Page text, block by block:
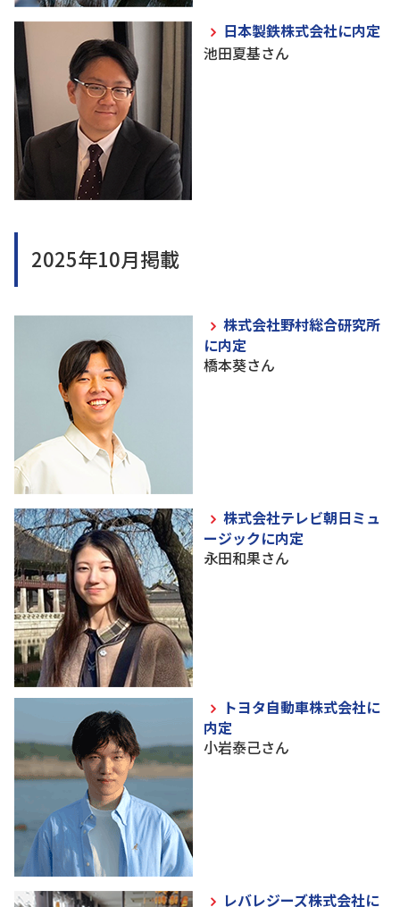
日本製鉄株式会社に内定
池田夏基さん
2025年10月掲載
株式会社野村総合研究所
に内定
橋本葵さん
株式会社テレビ朝日ミュ
ージックに内定
永田和果さん
トヨタ自動車株式会社に
内定
小岩泰己さん
レバレジーズ株式会社に